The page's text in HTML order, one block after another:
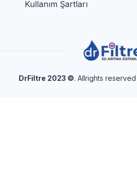
Kullanım Şartları
DrFiltre 2023 ©. Allrights reserved